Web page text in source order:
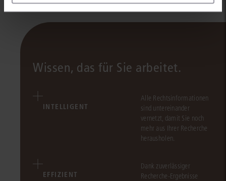
Wissen, das für Sie arbeitet.
INTELLIGENT
Alle Rechtsinformationen
sind untereinander
vernetzt, damit Sie noch
mehr aus Ihrer Recherche
herausholen.
EFFIZIENT
Dank zuverlässiger
Recherche-Ergebnisse